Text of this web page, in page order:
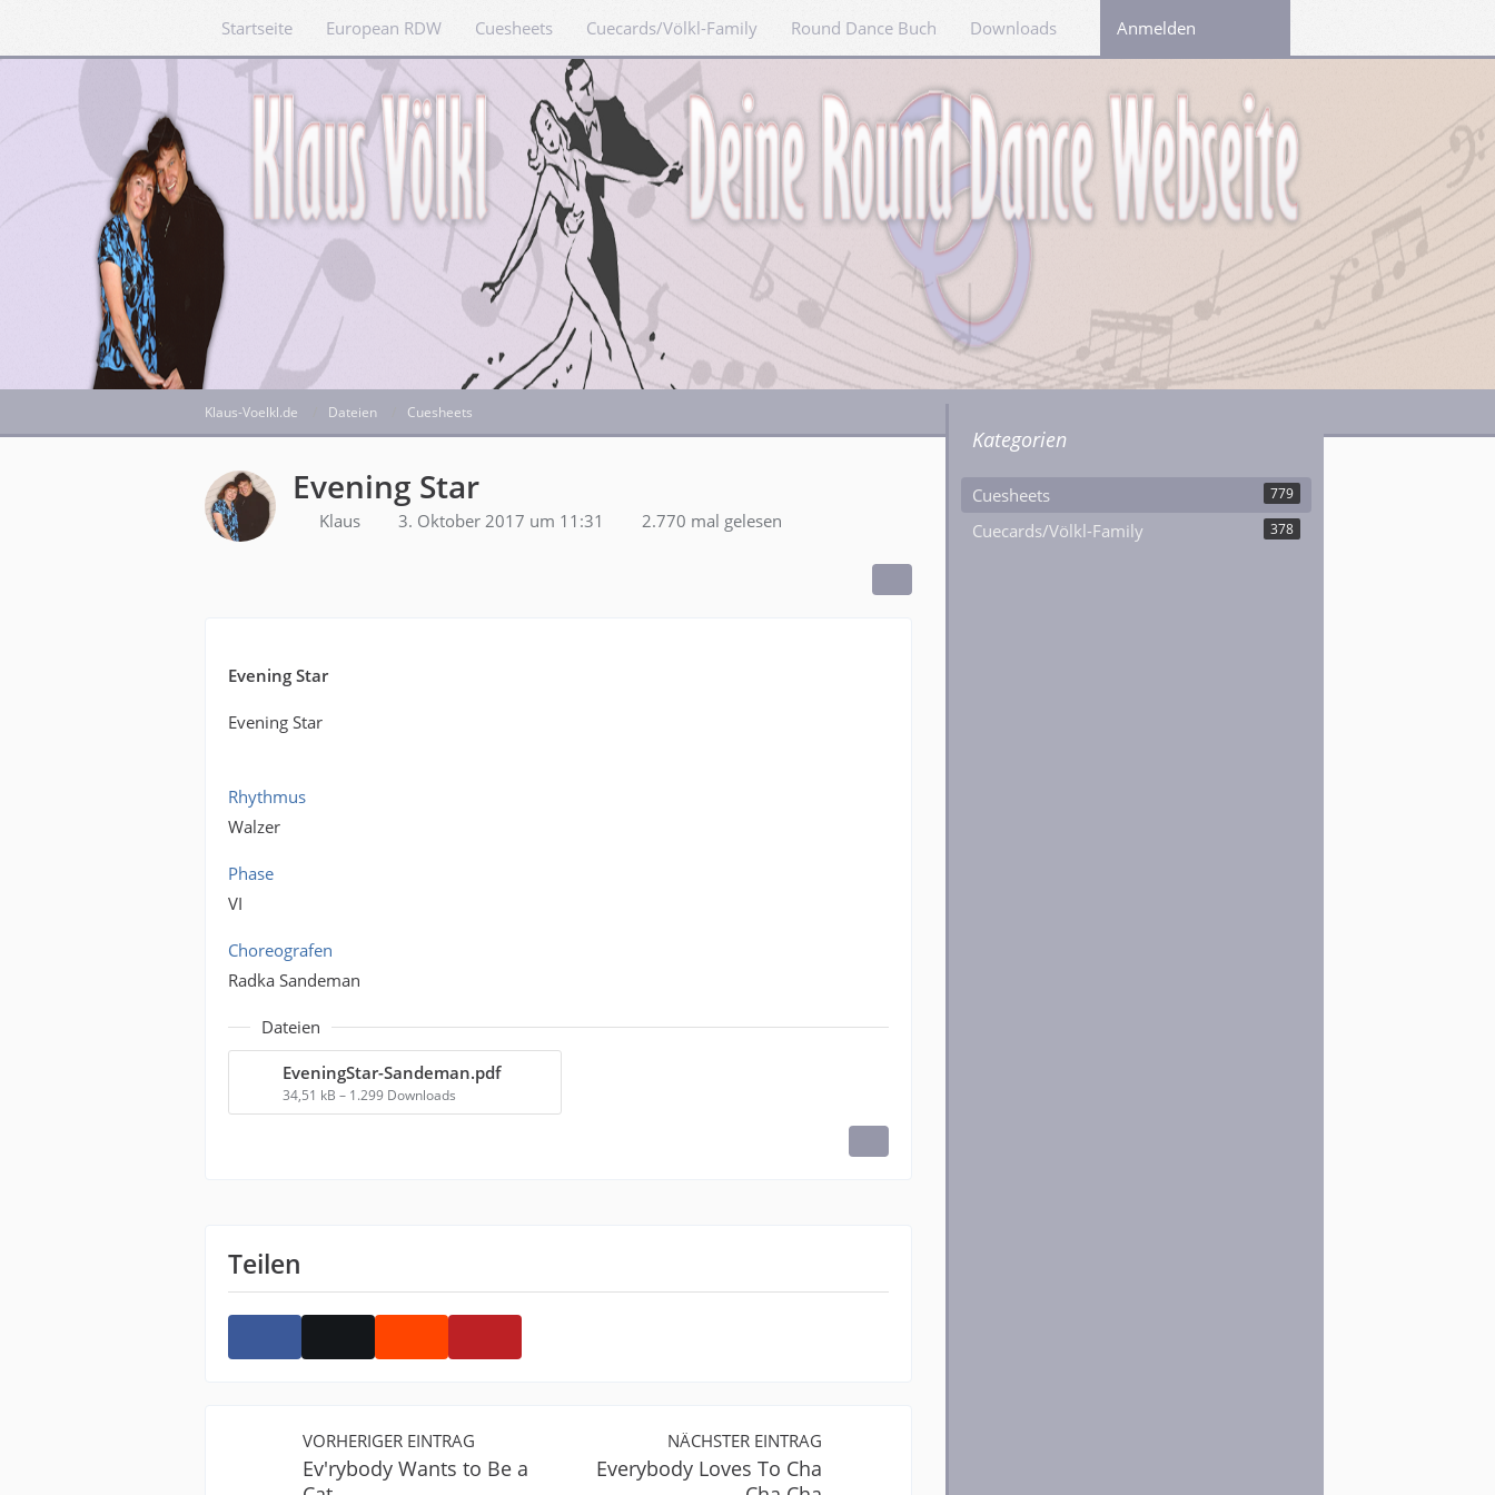
Startseite European RDW Cuesheets Cuecards/Völkl-Family Round Dance Buch Downloads LinksAnmelden
Klaus-Voelkl.de Dateien Cuesheets
Evening Star
Klaus 3. Oktober 2017 um 11:31 2.770 mal gelesen
Evening Star
Evening Star
Rhythmus
Walzer
Phase
VI
Choreografen
Radka Sandeman
Dateien
EveningStar-Sandeman.pdf
34,51 kB – 1.299 Downloads
Teilen
VORHERIGER EINTRAG
Ev'rybody Wants to Be a
NÄCHSTER EINTRAG
Everybody Loves To Cha
Kategorien
Cuesheets 779
Cuecards/Völkl-Family 378